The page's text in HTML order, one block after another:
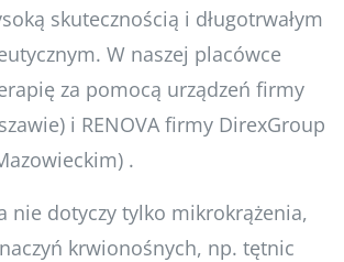
skutecznością i długotrwałym
W naszej placówce
za pomocą urządzeń firmy
i RENOVA firmy DirexGroup
.
nie dotyczy tylko mikrokrążenia,
krwionośnych, np. tętnic